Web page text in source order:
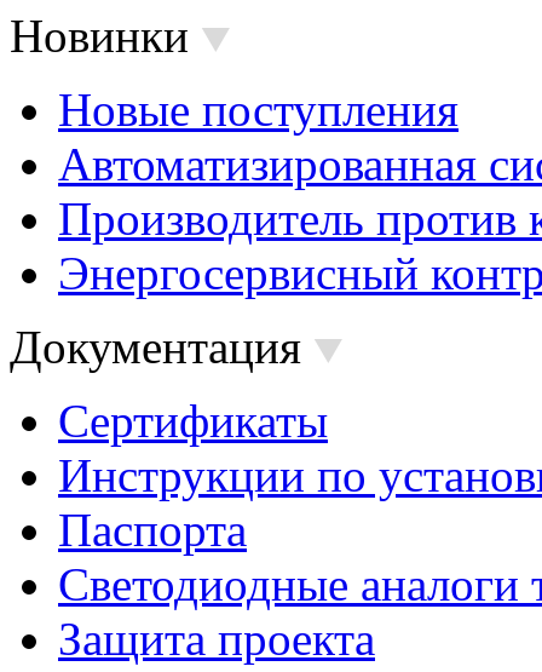
Новинки
Новые поступления
Автоматизированная
Производитель против
Энергосервисный
Документация
Сертификаты
Инструкции по
Паспорта
Светодиодные аналоги
Защита проекта